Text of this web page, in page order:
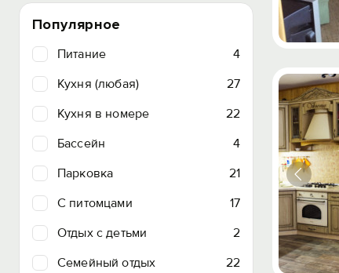
Популярное
Питание
4
Кухня (любая)
27
Кухня в номере
22
Бассейн
4
Парковка
21
C питомцами
17
Отдых с детьми
2
Семейный отдых
22